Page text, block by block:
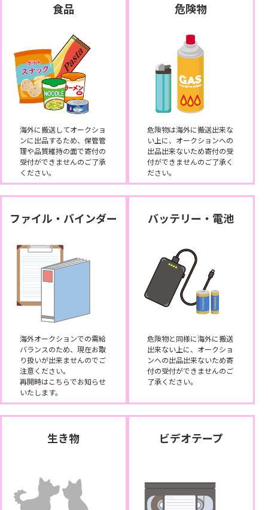
食品
海外に搬送してオークショ
ンに出品するため、保管管
理や品質維持の面で寄付の
受付ができませんのご了承
ください。
危険物
危険物は海外に搬送出来な
い上に、オークションへの
出品出来ないため寄付の受
付ができませんのご了承く
ださい。
ファイル・バインダー
海外オークションでの需給
バランスのため、現在お取
り扱いが出来ませんのでご
注意ください。
再開時はこちらでお知らせ
いたします。
バッテリー・電池
危険物と同様に海外に搬送
出来ない上に、オークショ
ンへの出品出来ないため寄
付の受付ができませんのご
了承ください。
生き物 ビデオテープ